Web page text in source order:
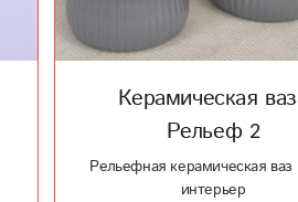
Керамическая
Рельеф 2
Рельефная керамическая
интерьер